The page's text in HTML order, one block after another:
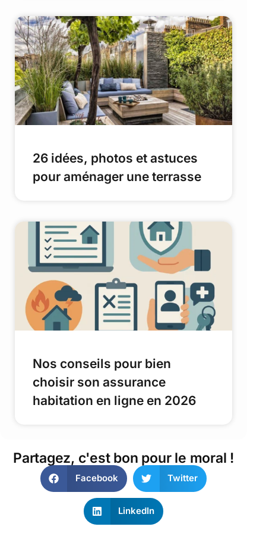
26 idées, photos et astuces
pour aménager une terrasse
Nos conseils pour bien
choisir son assurance
habitation en ligne en 2026
Partagez, c'est bon pour le moral !
Facebook Twitter
LinkedIn